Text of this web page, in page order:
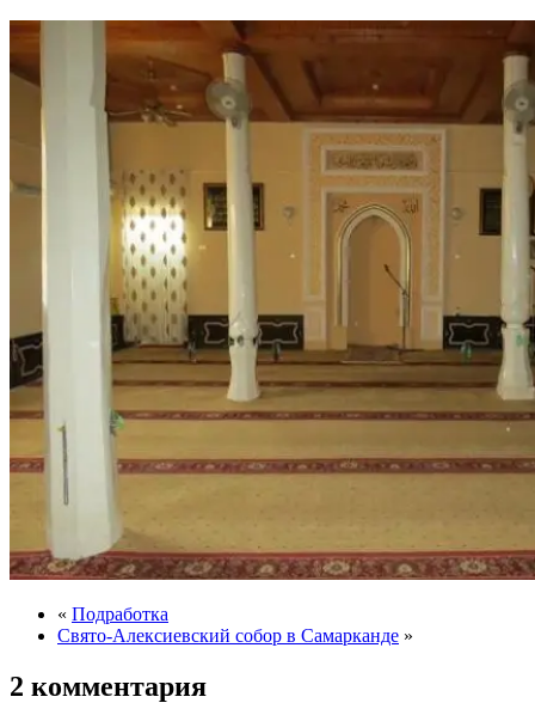
« Подработка
Свято-Алексиевский собор в Самарканде »
2 комментария